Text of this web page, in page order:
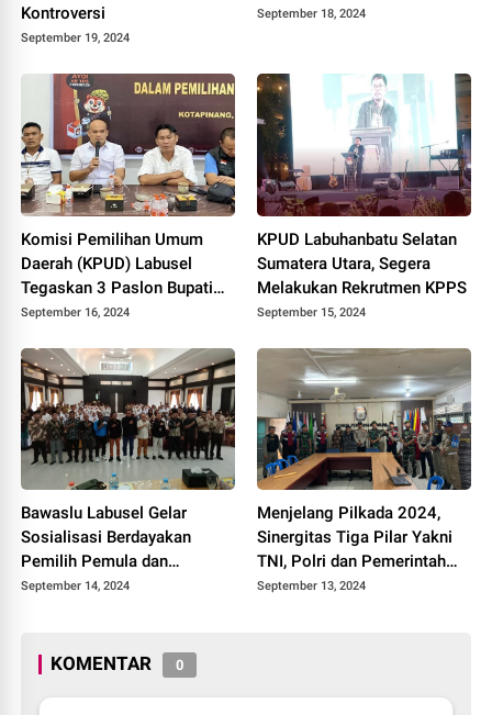
Kontroversi
September 19, 2024
September 18, 2024
Komisi Pemilihan Umum
Daerah (KPUD) Labusel
Tegaskan 3 Paslon Bupati
Memenuhi Persyaratan
September 16, 2024
KPUD Labuhanbatu Selatan
Sumatera Utara, Segera
Melakukan Rekrutmen KPPS
September 15, 2024
Bawaslu Labusel Gelar
Sosialisasi Berdayakan
Pemilih Pemula dan
Pengawasan Partisipatif
September 14, 2024
Menjelang Pilkada 2024,
Sinergitas Tiga Pilar Yakni
TNI, Polri dan Pemerintah
Daerah Terus Diperkuat di
September 13, 2024
KOMENTAR 0